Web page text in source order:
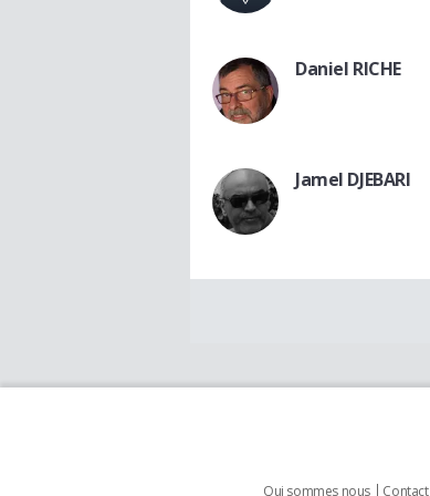
Daniel RICHE
Jamel DJEBARI
Qui sommes nous Contact